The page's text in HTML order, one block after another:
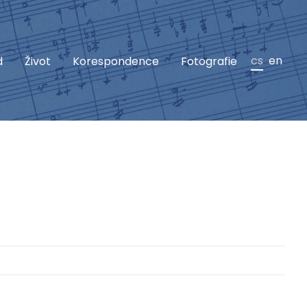
Život Korespondence Fotografie cs en